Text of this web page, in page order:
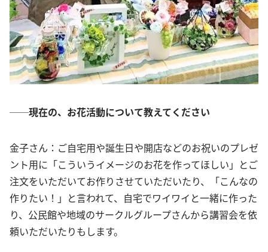
──現在の、お花活動について教えてください
金子さん：ご自宅用や誕生日や開店などのお祝いのプレゼ
ント用に「こういうイメージのお花を作ってほしい」とご
注文をいただいてお作りさせていただいたり、「こんなの
作りたい！」と言われて、自宅でワイワイと一緒に作った
り、公民館や地域のサークルグループさんから講習会を依
頼いただいたりもします。